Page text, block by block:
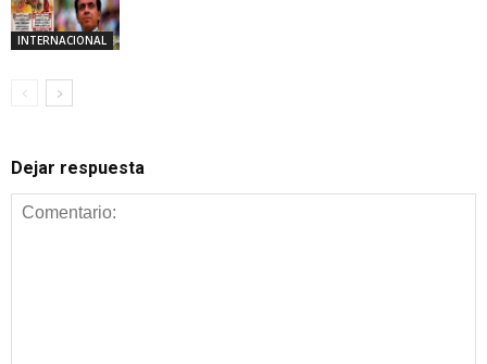
INTERNACIONAL
Dejar respuesta